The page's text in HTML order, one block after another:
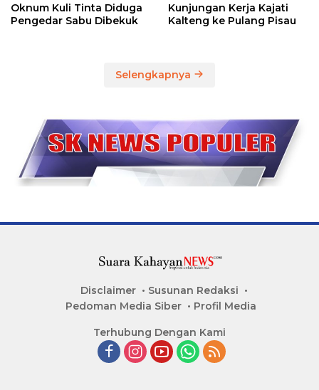
Oknum Kuli Tinta Diduga
Pengedar Sabu Dibekuk
Kunjungan Kerja Kajati
Kalteng ke Pulang Pisau
Selengkapnya
Disclaimer
Susunan Redaksi
Pedoman Media Siber
Profil Media
Terhubung Dengan Kami